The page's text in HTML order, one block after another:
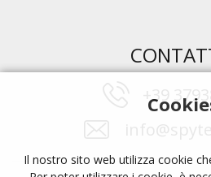
+39
Il nostro sito web utilizza cookie